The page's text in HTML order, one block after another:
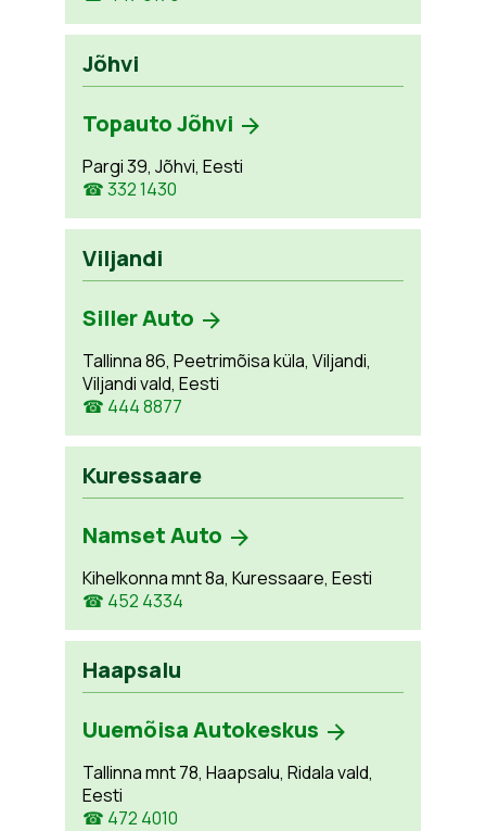
Jõhvi
Topauto Jõhvi
Pargi 39, Jõhvi, Eesti
☎ 332 1430
Viljandi
Siller Auto
Tallinna 86, Peetrimõisa küla, Viljandi,
Viljandi vald, Eesti
☎ 444 8877
Kuressaare
Namset Auto
Kihelkonna mnt 8a, Kuressaare, Eesti
☎ 452 4334
Haapsalu
Uuemõisa Autokeskus
Tallinna mnt 78, Haapsalu, Ridala vald,
Eesti
☎ 472 4010